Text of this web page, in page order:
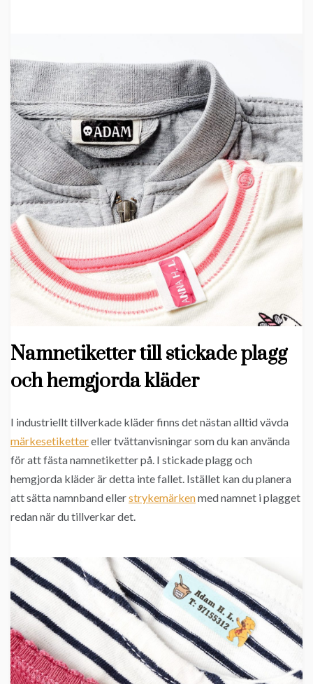
Namnetiketter till stickade plagg
och hemgjorda kläder
I industriellt tillverkade kläder finns det nästan alltid vävda
märkesetikettereller tvättanvisningar som du kan använda
för att fästa namnetiketter på. I stickade plagg och
hemgjorda kläder är detta inte fallet. Istället kan du planera
att sätta namnband ellerstrykemärkenmed namnet i plagget
redan när du tillverkar det.